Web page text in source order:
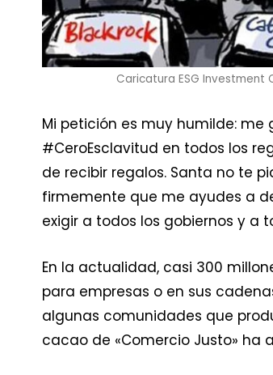
Caricatura ESG Investment
Mi petición es muy humilde:
#CeroEsclavitud en todos los
de recibir regalos. Santa no te
firmemente que me ayudes a
exigir a todos los gobiernos y a
En la actualidad, casi 300
para empresas o en sus
algunas comunidades que
cacao de «Comercio Justo» ha